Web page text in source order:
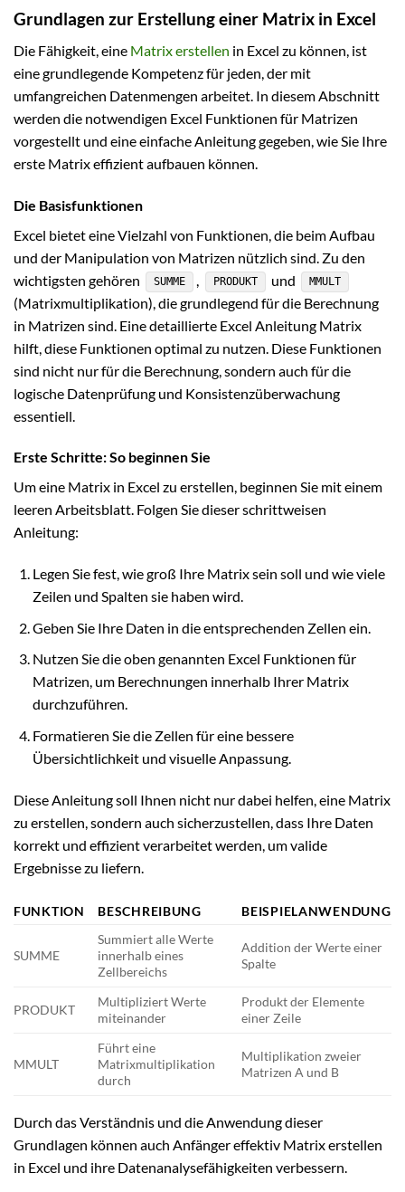
Grundlagen zur Erstellung einer Matrix in Excel
Die Fähigkeit, eine Matrix erstellen in Excel zu können, ist
eine grundlegende Kompetenz für jeden, der mit
umfangreichen Datenmengen arbeitet. In diesem Abschnitt
werden die notwendigen Excel Funktionen für Matrizen
vorgestellt und eine einfache Anleitung gegeben, wie Sie Ihre
erste Matrix effizient aufbauen können.
Die Basisfunktionen
Excel bietet eine Vielzahl von Funktionen, die beim Aufbau
und der Manipulation von Matrizen nützlich sind. Zu den
wichtigsten gehören
SUMME PRODUKT und MMULT
(Matrixmultiplikation), die grundlegend für die Berechnung
in Matrizen sind. Eine detaillierte Excel Anleitung Matrix
hilft, diese Funktionen optimal zu nutzen. Diese Funktionen
sind nicht nur für die Berechnung, sondern auch für die
logische Datenprüfung und Konsistenzüberwachung
essentiell.
Erste Schritte: So beginnen Sie
Um eine Matrix in Excel zu erstellen, beginnen Sie mit einem
leeren Arbeitsblatt. Folgen Sie dieser schrittweisen
Anleitung:
Legen Sie fest, wie groß Ihre Matrix sein soll und wie viele
Zeilen und Spalten sie haben wird.
Geben Sie Ihre Daten in die entsprechenden Zellen ein.
Nutzen Sie die oben genannten Excel Funktionen für
Matrizen, um Berechnungen innerhalb Ihrer Matrix
durchzuführen.
Formatieren Sie die Zellen für eine bessere
Übersichtlichkeit und visuelle Anpassung.
Diese Anleitung soll Ihnen nicht nur dabei helfen, eine Matrix
zu erstellen, sondern auch sicherzustellen, dass Ihre Daten
korrekt und effizient verarbeitet werden, um valide
Ergebnisse zu liefern.
FUNKTION BESCHREIBUNG BEISPIELANWENDUNG
SUMME
Summiert alle Werte
innerhalb eines
Zellbereichs
Addition der Werte einer
Spalte
PRODUKT
Multipliziert Werte
miteinander
Produkt der Elemente
einer Zeile
MMULT
Führt eine
Matrixmultiplikation
durch
Multiplikation zweier
Matrizen A und B
Durch das Verständnis und die Anwendung dieser
Grundlagen können auch Anfänger effektiv Matrix erstellen
in Excel und ihre Datenanalysefähigkeiten verbessern.